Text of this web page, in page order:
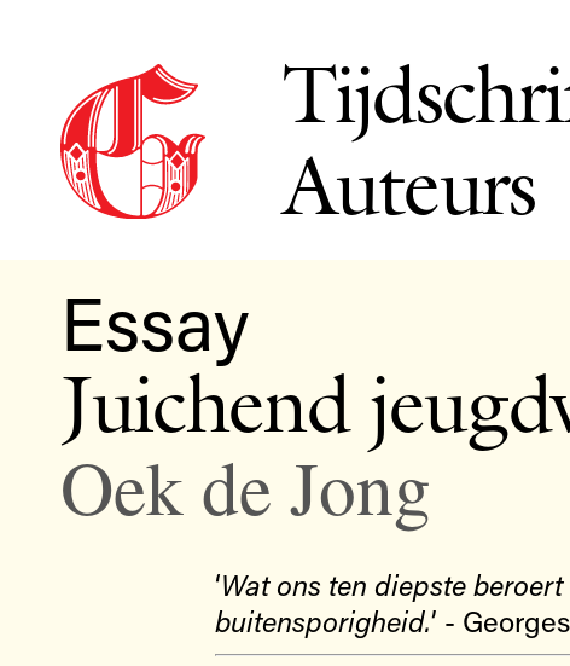
Auteurs
Essay
Juichend
Oek de Jong
‘Wat ons ten diepste
buitensporigheid.’ -